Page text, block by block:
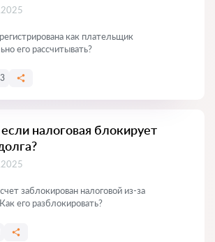
как плательщик
его рассчитывать?
налоговая блокирует
заблокирован налоговой из-за
его разблокировать?